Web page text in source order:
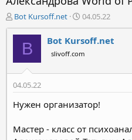
А
в
т
м
ы
Bot Kursoff.net
Д
а
т
а
н
а
а
04.05.22
B Bot Kursoff.net
slivoff.com
04.05.22
Нужен организатор!
Мастер - класс от